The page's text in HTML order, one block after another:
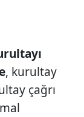
, kurultay
çağrı